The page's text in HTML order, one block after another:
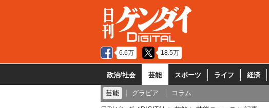
6.6万 18.5万
政治/社会 芸能 スポーツ ライフ 経済
芸能 グラビア コラム